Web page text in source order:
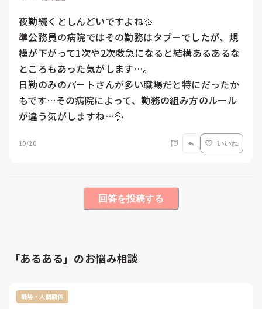
夜勤続くとしんどいですよね💦
準公務員の病院ではその勤務はタブーでしたが、規
模が下がって1次や2次救急になると結構あるあるな
ところもあった気がします…。
日勤のみのパートさんが多い職場だと特にだったか
もです…その病院によって、勤務の組み方のルール
が違う気がしますね…💦
10/20 いいね
回答を投稿する
「あるある」のお悩み相談
職場・人間関係